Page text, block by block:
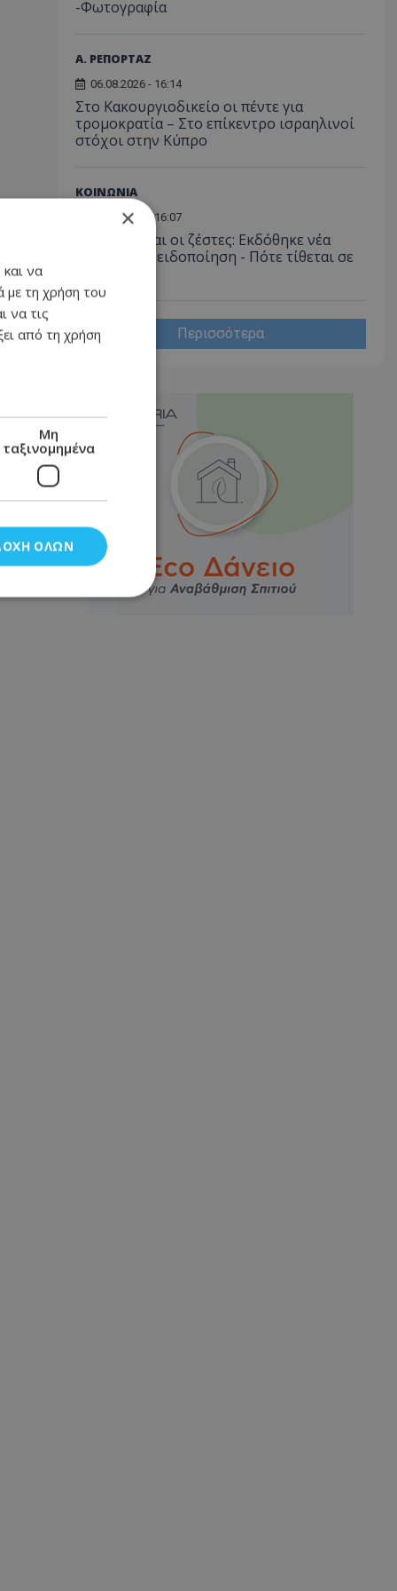
-Φωτογραφία
Α. ΡΕΠΟΡΤΑΖ
06.08.2026 - 16:14
Στο Κακουργιοδικείο οι πέντε για
τρομοκρατία – Στο επίκεντρο ισραηλινοί
στόχοι στην Κύπρο
ΚΟΙΝΩΝΙΑ
06.08.2026 - 16:07
Συνεχίζονται οι ζέστες: Εκδόθηκε νέα
κίτρινη προειδοποίηση - Πότε τίθεται σε
Περισσότερα
×
και να
με τη χρήση του
να τις
από τη χρήση
Μη
ταξινομημένα
ΌΛΩΝ
το
και
σύμφωνα με τον
με τον τρόπο
τη
χρήστη και τις
με διάφορες
τιμώνται σε
προκειμένου να
σχετικά με
τους.
ανθρώπων